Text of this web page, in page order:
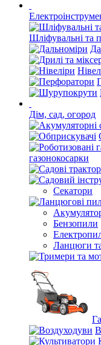
Шліфувальні та
Дім, сад, огород
газонокосарки
Секатори
Бензопили
Ланцюги